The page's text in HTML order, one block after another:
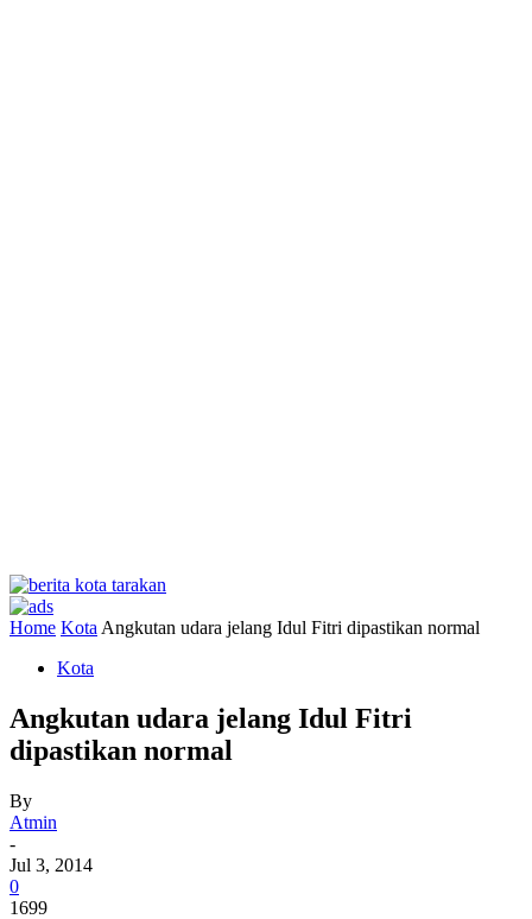
Home Kota Angkutan udara jelang Idul Fitri dipastikan normal
Kota
Angkutan udara jelang Idul Fitri
dipastikan normal
By
Atmin
-
Jul 3, 2014
0
1699